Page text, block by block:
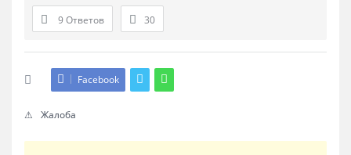
9 Ответов 30
Facebook
Жалоба